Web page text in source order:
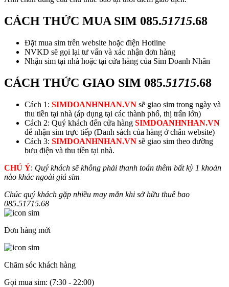
CÁCH THỨC MUA SIM 085.51715.68
Đặt mua sim trên website hoặc điện Hotline
NVKD sẽ gọi lại tư vấn và xác nhận đơn hàng
Nhận sim tại nhà hoặc tại cửa hàng của Sim Doanh Nhân
CÁCH THỨC GIAO SIM 085.51715.68
Cách 1: SIMDOANHNHAN.VN sẽ giao sim trong ngày và
thu tiền tại nhà (áp dụng tại các thành phố, thị trấn lớn)
Cách 2: Quý khách đến cửa hàng SIMDOANHNHAN.VN
để nhận sim trực tiếp (Danh sách của hàng ở chân website)
Cách 3: SIMDOANHNHAN.VN sẽ giao sim theo đường
bưu điện và thu tiền tại nhà.
CHÚ Ý: Quý khách sẽ không phải thanh toán thêm bất kỳ 1 khoản
nào khác ngoài giá sim
Chúc quý khách gặp nhiều may mắn khi sở hữu thuê bao
085.51715.68
Đơn hàng mới
Chăm sóc khách hàng
Gọi mua sim: (7:30 - 22:00)